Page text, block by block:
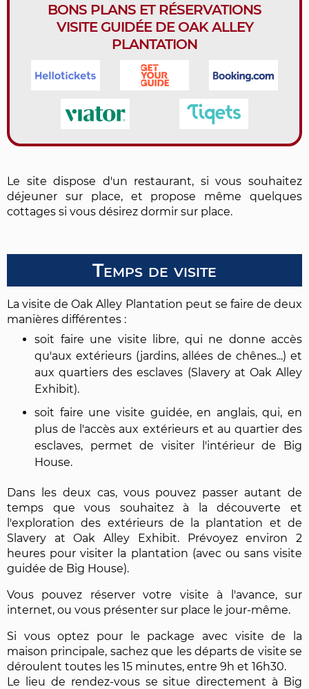
BONS PLANS ET RÉSERVATIONS
VISITE GUIDÉE DE OAK ALLEY
PLANTATION
Le site dispose d'un restaurant, si vous souhaitez
déjeuner sur place, et propose même quelques
cottages si vous désirez dormir sur place.
Temps de visite
La visite de Oak Alley Plantation peut se faire de deux
manières différentes :
soit faire une visite libre, qui ne donne accès
qu'aux extérieurs (jardins, allées de chênes...) et
aux quartiers des esclaves (Slavery at Oak Alley
Exhibit).
soit faire une visite guidée, en anglais, qui, en
plus de l'accès aux extérieurs et au quartier des
esclaves, permet de visiter l'intérieur de Big
House.
Dans les deux cas, vous pouvez passer autant de
temps que vous souhaitez à la découverte et
l'exploration des extérieurs de la plantation et de
Slavery at Oak Alley Exhibit. Prévoyez environ 2
heures pour visiter la plantation (avec ou sans visite
guidée de Big House).
Vous pouvez réserver votre visite à l'avance, sur
internet, ou vous présenter sur place le jour-même.
Si vous optez pour le package avec visite de la
maison principale, sachez que les départs de visite se
déroulent toutes les 15 minutes, entre 9h et 16h30.
Le lieu de rendez-vous se situe directement à Big